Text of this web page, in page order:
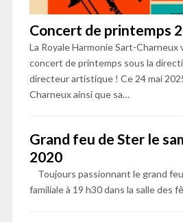
Concert de printemps
La Royale Harmonie Sart-Charneux
concert de printemps sous la
directeur artistique ! Ce 24 mai
Charneux ainsi que sa…
Grand feu de Ster le
2020
Toujours passionnant le grand
familiale à 19 h30 dans la salle des